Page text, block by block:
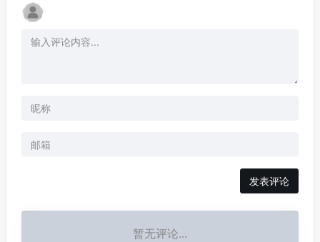
发表评论
暂无评论...